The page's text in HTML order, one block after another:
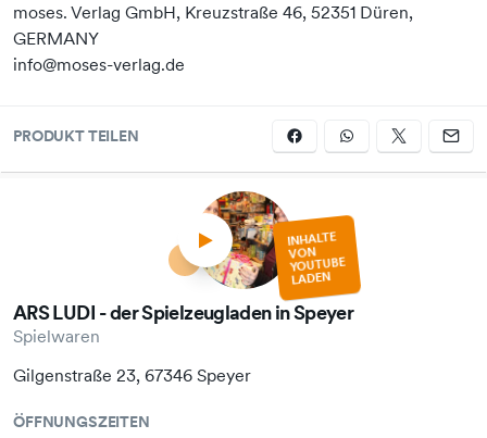
moses. Verlag GmbH, Kreuzstraße 46, 52351 Düren,
GERMANY
info@moses-verlag.de
PRODUKT TEILEN
INHALTE
VON
YOUTUBE
LADEN
ARS LUDI - der Spielzeugladen in Speyer
Spielwaren
Gilgenstraße 23, 67346 Speyer
ÖFFNUNGSZEITEN